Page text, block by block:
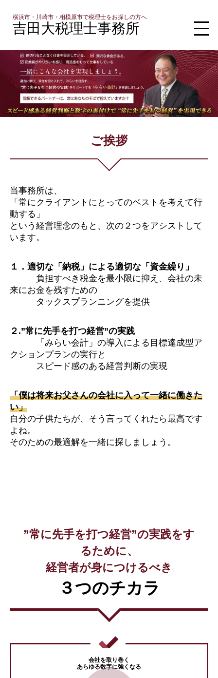
横浜市・川崎市・相模原市で税理士をお探しの方へ
吉田大税理士事務所
ご挨拶
当事務所は、
「常にクライアントにとってのベストを考えて行
動する」
という経営理念のもと、次の２つをアシストして
います。
１．適切な「納税」による適切な「資金繰り」
負担すべき税金を最小限に抑え、会社の未
来にお金を残すための
タックスプランニングを提供
２.”常に先手を打つ経営”の実践
「みらい会計」の導入による目標達成型ア
クションプランの実行と
スピード感のある経営判断の実現
「僕は将来お父さんの会社に入って一緒に働きた
い」
自分の子供たちが、そう言ってくれたら最高です
よね。
そのための最適解を一緒に探しましょう。
”常に先手を打つ経営”の実践をす
るために、
経営者が身につけるべき
３つのチカラ
会社を取り巻く
あらゆる数字に強くなる